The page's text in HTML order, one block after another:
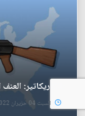
بالكاريكاتير:
السبت 04 حزيران 2022